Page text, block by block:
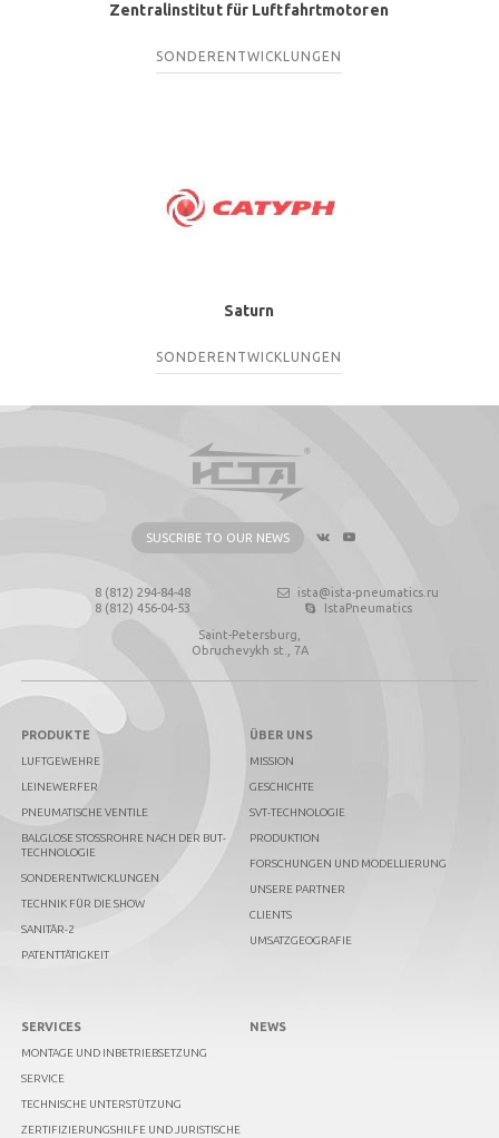
Zentralinstitut für Luftfahrtmotoren
SONDERENTWICKLUNGEN
Saturn
SONDERENTWICKLUNGEN
SUSCRIBE TO OUR NEWS
8 (812) 294-84-48
8 (812) 456-04-53
ista@ista-pneumatics.ru
IstaPneumatics
Saint-Petersburg,
Obruchevykh st., 7А
PRODUKTE
LUFTGEWEHRE
LEINEWERFER
PNEUMATISCHE VENTILE
BALGLOSE STOSSROHRE NACH DER BUT-T
ECHNOLOGIE
SONDERENTWICKLUNGEN
TECHNIK FÜR DIE SHOW
SANITÄR-2
PATENTTÄTIGKEIT
ÜBER UNS
MISSION
GESCHICHTE
SVT-TECHNOLOGIE
PRODUKTION
FORSCHUNGEN UND MODELLIERUNG
UNSERE PARTNER
CLIENTS
UMSATZGEOGRAFIE
SERVICES
MONTAGE UND INBETRIEBSETZUNG
SERVICE
TECHNISCHE UNTERSTÜTZUNG
ZERTIFIZIERUNGSHILFE UND JURISTISCHE
NEWS